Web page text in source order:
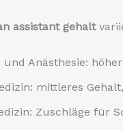
assistant gehalt
und Anästhesie:
mittleres
Zuschläge für